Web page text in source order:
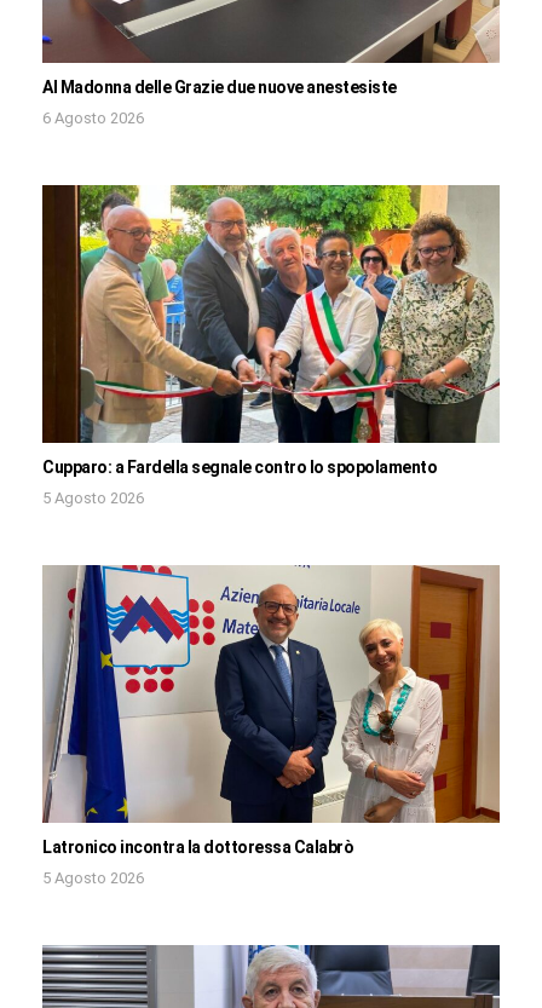
Al Madonna delle Grazie due nuove anestesiste
6 Agosto 2026
Cupparo: a Fardella segnale contro lo spopolamento
5 Agosto 2026
Latronico incontra la dottoressa Calabrò
5 Agosto 2026